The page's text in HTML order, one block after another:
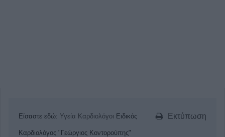
Εκτύπωση
Είσαστε εδώ: Υγεία Καρδιολόγοι Ειδικός
Καρδιολόγος "Γεώργιος Κοντορούπης"